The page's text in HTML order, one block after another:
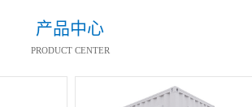
产品中心
PRODUCT CENTER